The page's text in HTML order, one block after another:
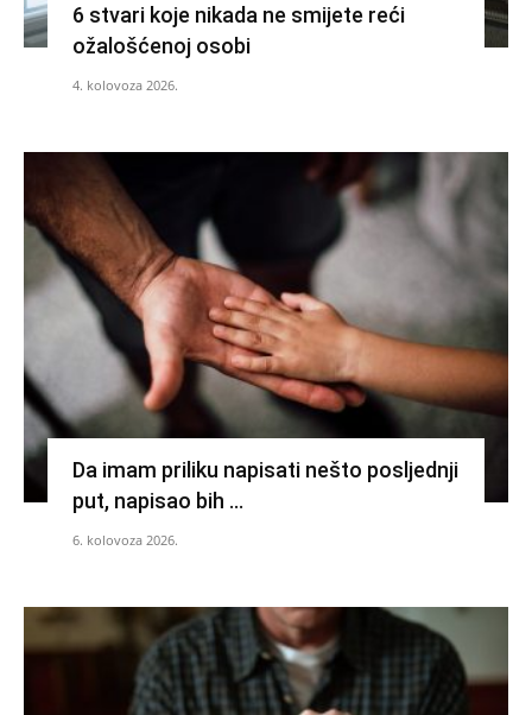
6 stvari koje nikada ne smijete reći
ožalošćenoj osobi
4. kolovoza 2026.
Da imam priliku napisati nešto posljednji
put, napisao bih …
6. kolovoza 2026.